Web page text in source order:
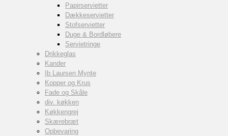
Papirservietter
Dækkeservietter
Stofservietter
Duge & Bordløbere
Servietringe
Drikkeglas
Kander
Ib Laursen Mynte
Kopper og Krus
Fade og Skåle
div. køkken
Køkkengrej
Skærebræt
Opbevaring